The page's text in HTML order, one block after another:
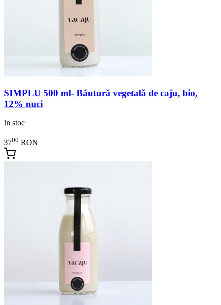
SIMPLU 500 ml- Băutură vegetală de caju, bio,
12% nuci
In stoc
3700 RON